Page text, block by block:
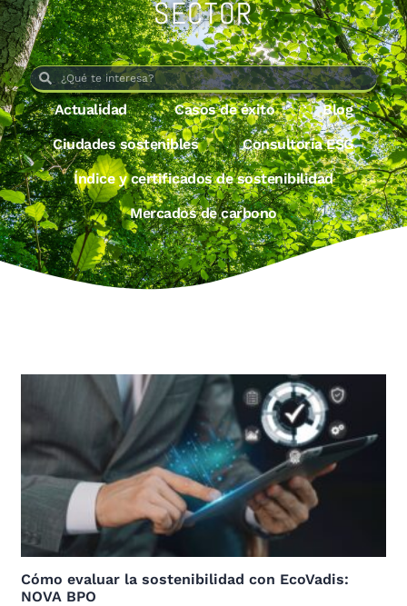
SECTOR
Actualidad Casos de éxito
Blog
Ciudades sostenibles
Consultoría ESG
Índice y certificados de sostenibilidad
Mercados de carbono
Cómo evaluar la sostenibilidad con EcoVadis:
NOVA BPO